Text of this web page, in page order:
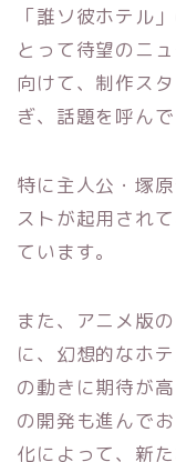
「誰ソ彼ホテル
とって待望のニ
向けて、制作ス
ぎ、話題を呼んで
特に主人公・塚
ストが起用され
ています。
また、アニメ版
に、幻想的なホ
の動きに期待が
の開発も進んで
化によって、新